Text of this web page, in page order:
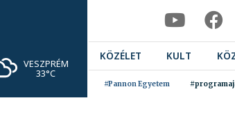
VESZPRÉM
33°C
KÖZÉLET KULT
#Pannon Egyetem